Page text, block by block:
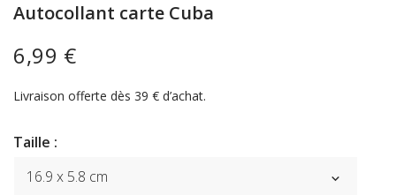
6,99 €
Autocollant carte Cuba
Livraison offerte dès 39 € d’achat.
Taille :